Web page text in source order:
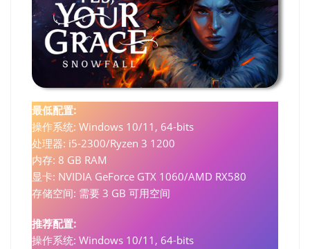
最低配置:
操作系统: Windows 10/11, 64-bits
处理器: i5-2300/Ryzen 3 1200
内存: 8 GB RAM
显卡: NVIDIA GeForce GTX 1060/AMD RX580
存储空间: 需要 3 GB 可用空间
推荐配置:
操作系统: Windows 10/11, 64-bits